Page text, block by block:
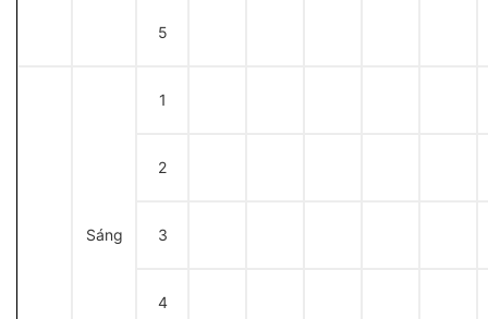
5
Sáng
1
2
3
4